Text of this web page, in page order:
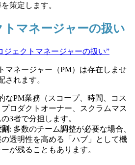
策定します。
トマネージャーの扱い
ジェクトマネージャーの扱い”
マネージャー（PM）は存在しませ
されます。
なPM業務（スコープ、時間、コス
プロダクトオーナー、スクラムマス
3者で分担します。
: 多数のチーム調整が必要な場合、
透明性を高める「ハブ」として機
が残ることもあります。